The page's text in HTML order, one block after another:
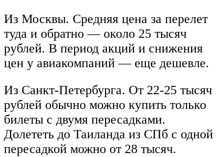
Из Москвы. Средняя цена за перелет
туда и обратно — около 25 тысяч
рублей. В период акций и снижения
цен у авиакомпаний — еще дешевле.
Из Санкт-Петербурга. От 22-25 тысяч
рублей обычно можно купить только
билеты с двумя пересадками.
Долететь до Таиланда из СПб с одной
пересадкой можно от 28 тысяч.